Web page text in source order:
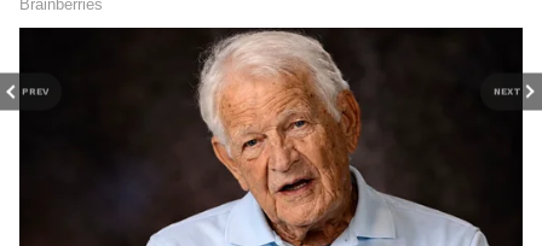
PREV NEXT
RECOMMENDED STORIES